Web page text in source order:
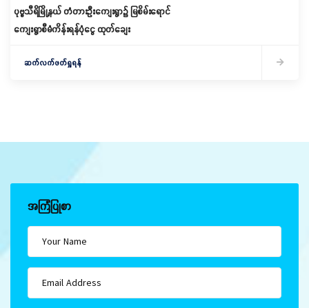
ပုဗ္ဗသီရိမြို့နယ် တံတားဦးကျေးရွာ၌ မြစိမ်းရောင်
ကျေးရွာစီမံကိန်းရန်ပုံငွေ ထုတ်ချေး
ဆက်လက်ဖတ်ရှုရန်
အကြံပြုစာ